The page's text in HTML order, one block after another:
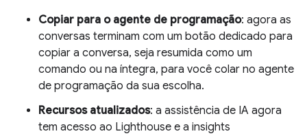
Copiar para o agente de programação: agora as
conversas terminam com um botão dedicado para
copiar a conversa, seja resumida como um
comando ou na íntegra, para você colar no agente
de programação da sua escolha.
Recursos atualizados: a assistência de IA agora
tem acesso ao Lighthouse e a insights